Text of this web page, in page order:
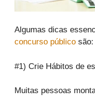
Algumas dicas
concurso público são:
#1) Crie Hábitos de
Muitas pessoas